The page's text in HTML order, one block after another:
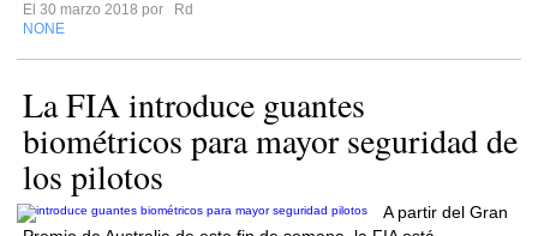
El 30 marzo 2018 por
Rd
NONE
La FIA introduce guantes
biométricos para mayor seguridad de
los pilotos
A partir del Gran